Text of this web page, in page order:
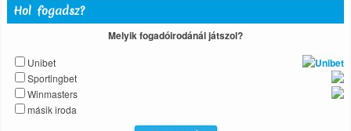
Hol fogadsz?
Melyik fogadóirodánál játszol?
Unibet
Sportingbet
Winmasters
másik iroda